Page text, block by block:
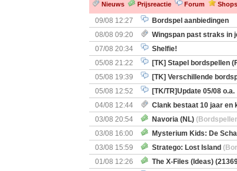
Nieuws Prijsreactie Forum
09/08 12:27
Bordspel aanbiedingen
08/08 09:20
Wingspan past straks in
07/08 20:34
Shelfie!
05/08 21:22
[TK] Stapel bordspellen
Nemesis Retaliation, Zombicide Invader)
05/08 19:39
[TK] Verschillende
05/08 12:52
[TK/TR]Update 05/08 o.a.
Prijsverlagingen, Imperium Horizons, 20
04/08 12:44
Clank bestaat 10 jaar en
+ nieuwe uitbreiding
03/08 20:54 Navoria (NL)
03/08 16:00
Mysterium Kids: De
Kapitein Boe
(Bordspellen)
03/08 15:59 Stratego: Lost Island
01/08 12:26
The X-Files (Ideas)